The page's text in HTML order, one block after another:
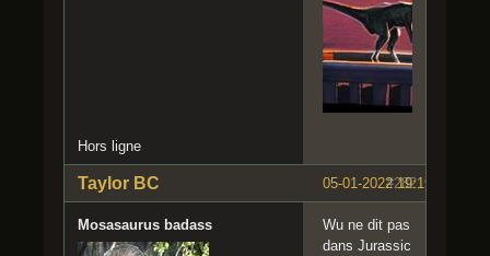
Hors ligne
#282
05-01-2022 19:19:51
Taylor BC
Mosasaurus badass
Wu ne dit pas
dans Jurassic